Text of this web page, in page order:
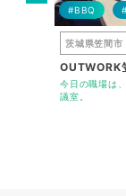
#BBQ
茨城県笠間市
OUTWORK
今日の職場は
議室。